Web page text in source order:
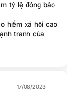
tỷ lệ đóng bảo
hiểm xã hội cao
tranh của
17/08/2023